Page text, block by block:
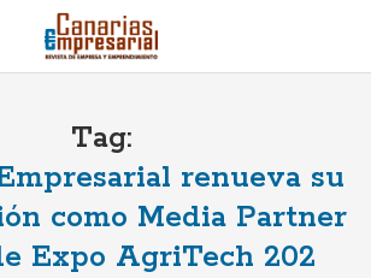
Tag:
renueva su
como Media Partner
Expo AgriTech 202